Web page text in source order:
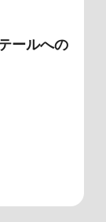
ールへの